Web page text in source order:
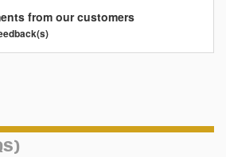
from our customers